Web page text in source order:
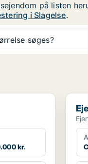
på listen
i Slagelse.
søges?
kr.